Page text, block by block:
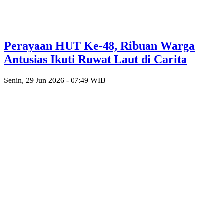
Perayaan HUT Ke-48, Ribuan Warga
Antusias Ikuti Ruwat Laut di Carita
Senin, 29 Jun 2026 - 07:49 WIB